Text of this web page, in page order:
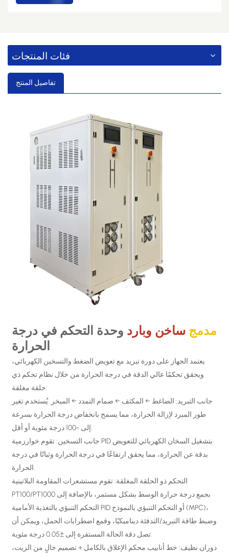
فئات المنتجات
تفاصيل المنتج
مدمج ساخن وبارد وحدة التحكم في درجة
الحرارة
يعتمد الجهاز على دورة تبريد مع تعويض الضغط والتسخين الكهربائي،
ويحقق تحكمًا عالي الدقة في درجة الحرارة من خلال نظام تحكم ذي
حلقة مغلقة:
جانب التبريد: الضاغط ← المكثف ← صمام التمدد ← المبخر. يُستخدم تغير
طور المبرد لإزالة الحرارة، مما يسمح بانخفاض درجة الحرارة بسرعة
إلى -100 درجة مئوية أو أقل.
جانب التسخين: تقوم خوارزمية PID بتشغيل السخان الكهربائي للتعويض
بدقة عن الحرارة، مما يحقق ارتفاعًا في درجة الحرارة وثباتًا في درجة
الحرارة.
التحكم ذو الحلقة المغلقة: تقوم مستشعرات المقاومة البلاتينية
PT100/PT1000 بجمع درجة حرارة الوسط بشكل مستمر، بالإضافة إلى
التحكم التنبؤي بالتغذية الأمامية PID أو التحكم التنبؤي بالنموذج (MPC)،
وضبط طاقة التبريد/التدفئة ديناميكيًا، وقمع اضطرابات الحمل، ويمكن أن
تصل دقة الحالة المستقرة إلى ±0.05 درجة مئوية.
دوران نظيف: خط أنابيب محكم الإغلاق بالكامل + تصميم خالٍ من الزيت،